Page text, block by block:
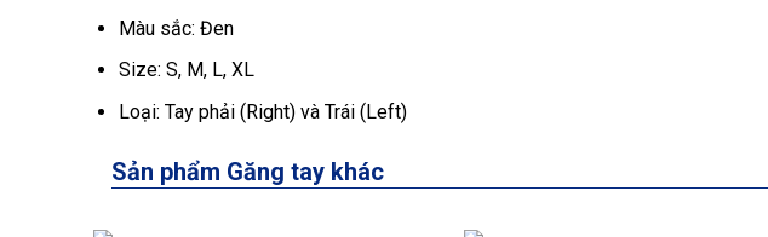
Màu sắc: Đen
Size: S, M, L, XL
Loại: Tay phải (Right) và Trái (Left)
Sản phẩm Găng tay khác